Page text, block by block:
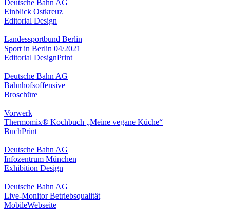
Deutsche Bahn AG
Einblick Ostkreuz
Editorial Design
Landessportbund Berlin
Sport in Berlin 04/2021
Editorial DesignPrint
Deutsche Bahn AG
Bahnhofsoffensive
Broschüre
Vorwerk
Thermomix® Kochbuch „Meine vegane Küche“
BuchPrint
Deutsche Bahn AG
Infozentrum München
Exhibition Design
Deutsche Bahn AG
Live-Monitor Betriebsqualität
MobileWebseite